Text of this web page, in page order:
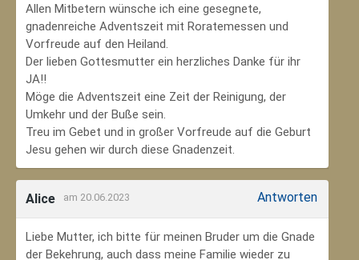
Allen Mitbetern wünsche ich eine gesegnete,
gnadenreiche Adventszeit mit Roratemessen und
Vorfreude auf den Heiland.
Der lieben Gottesmutter ein herzliches Danke für ihr
JA!!
Möge die Adventszeit eine Zeit der Reinigung, der
Umkehr und der Buße sein.
Treu im Gebet und in großer Vorfreude auf die Geburt
Jesu gehen wir durch diese Gnadenzeit.
Alice am 20.06.2023 Antworten
Liebe Mutter, ich bitte für meinen Bruder um die Gnade
der Bekehrung, auch dass meine Familie wieder zu